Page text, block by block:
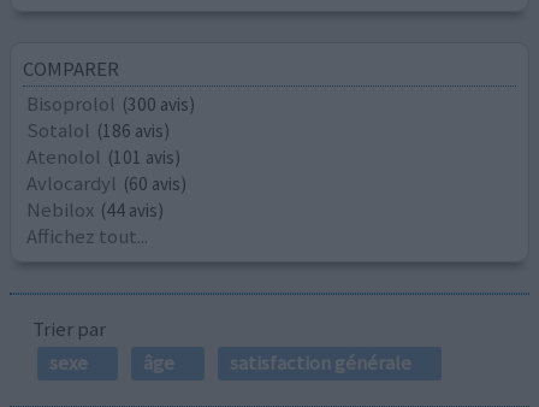
COMPARER
Bisoprolol (300 avis)
Sotalol (186 avis)
Atenolol (101 avis)
Avlocardyl (60 avis)
Nebilox (44 avis)
Affichez tout...
Trier par
sexe
âge satisfaction générale